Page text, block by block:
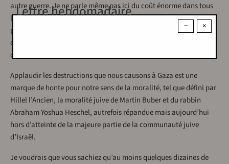
autre guerre. Je ne parle même pas ici du coût énorme dans tous
les aspects de la vie pour la société israélienne et le peuple
palestinien en raison de la poursuite du conflit. Seulement celui
qui est complètement immunisé contre les émotions peut ne
compter que nos propres victimes.
Applaudir les destructions que nous causons à Gaza est une
marque de honte pour notre sens de la moralité, tel que défini par
Hillel l’Ancien, la moralité juive de Martin Buber et du rabbin
Abraham Yoshua Heschel, autrefois répandue mais aujourd’hui
hors d’atteinte de la majeure partie de la communauté juive
d’Israël.
Je voudrais que vous sachiez qu’au moins quelques dizaines de
×
−
Lettre hebdomadaire